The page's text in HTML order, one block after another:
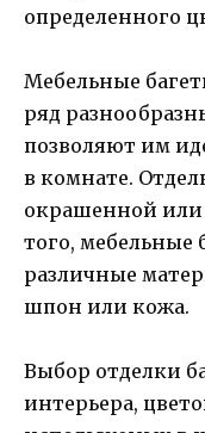
определенного
Мебельные
ряд
позволяют им
в комнате.
окрашенной или
того, мебельные
различные
шпон или кожа.
Выбор отделки
интерьера,